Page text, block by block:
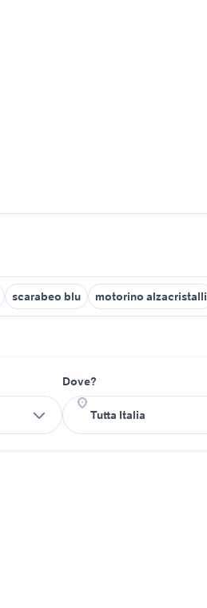
scarabeo blu motorino alzacristalli
Dove?